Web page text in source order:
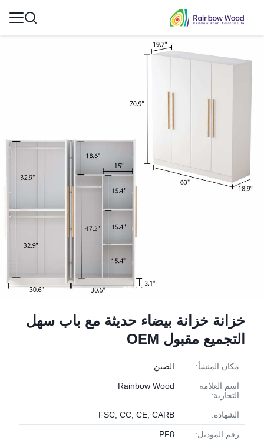
خزانة خزانة بيضاء حديثة مع باب سهل
التجميع مقبول OEM
مكان المنشأ: الصين
اسم العلامة
التجارية:
Rainbow Wood
الشهادة: FSC, CC, CE, CARB
رقم الموديل: PF8